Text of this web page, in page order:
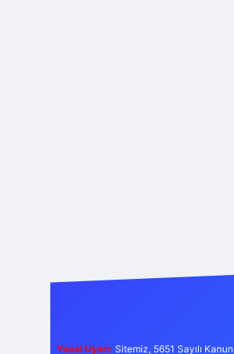
Yasal Uyarı: Sitemiz, 5651 Sayılı